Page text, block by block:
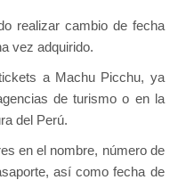
realizar cambio de fecha
vez adquirido.
a Machu Picchu, ya
de turismo o en la
del Perú.
en el nombre, número de
así como fecha de